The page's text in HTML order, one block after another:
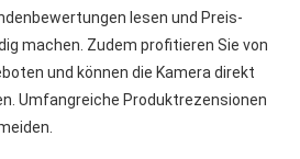
lesen und Preis-
machen. Zudem profitieren Sie von
und können die Kamera direkt
Umfangreiche Produktrezensionen